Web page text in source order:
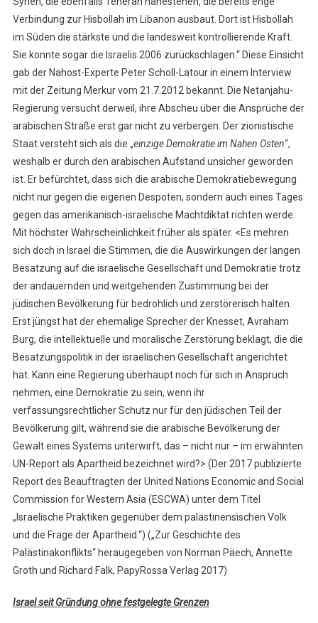
Verbindung zur Hisbollah im Libanon ausbaut. Dort ist Hisbollah
im Süden die stärkste und die landesweit kontrollierende Kraft.
Sie konnte sogar die Israelis 2006 zurückschlagen.“ Diese Einsicht
gab der Nahost-Experte Peter Scholl-Latour in einem Interview
mit der Zeitung Merkur vom 21.7.2012 bekannt. Die Netanjahu-
Regierung versucht derweil, ihre Abscheu über die Ansprüche der
arabischen Straße erst gar nicht zu verbergen. Der zionistische
Staat versteht sich als die „einzige Demokratie im Nahen Osten“,
weshalb er durch den arabischen Aufstand unsicher geworden
ist. Er befürchtet, dass sich die arabische Demokratiebewegung
nicht nur gegen die eigenen Despoten, sondern auch eines Tages
gegen das amerikanisch-israelische Machtdiktat richten werde.
Mit höchster Wahrscheinlichkeit früher als später. <Es mehren
sich doch in Israel die Stimmen, die die Auswirkungen der langen
Besatzung auf die israelische Gesellschaft und Demokratie trotz
der andauernden und weitgehenden Zustimmung bei der
jüdischen Bevölkerung für bedrohlich und zerstörerisch halten.
Erst jüngst hat der ehemalige Sprecher der Knesset, Avraham
Burg, die intellektuelle und moralische Zerstörung beklagt, die die
Besatzungspolitik in der israelischen Gesellschaft angerichtet
hat. Kann eine Regierung überhaupt noch für sich in Anspruch
nehmen, eine Demokratie zu sein, wenn ihr
verfassungsrechtlicher Schutz nur für den jüdischen Teil der
Bevölkerung gilt, während sie die arabische Bevölkerung der
Gewalt eines Systems unterwirft, das – nicht nur – im erwähnten
UN-Report als Apartheid bezeichnet wird?> (Der 2017 publizierte
Report des Beauftragten der United Nations Economic and Social
Commission for Western Asia (ESCWA) unter dem Titel
„Israelische Praktiken gegenüber dem palästinensischen Volk
und die Frage der Apartheid.“) („Zur Geschichte des
Palästinakonflikts“ heraugegeben von Norman Päech, Annette
Groth und Richard Falk, PapyRossa Verlag 2017)
Israel seit Gründung ohne festgelegte Grenzen